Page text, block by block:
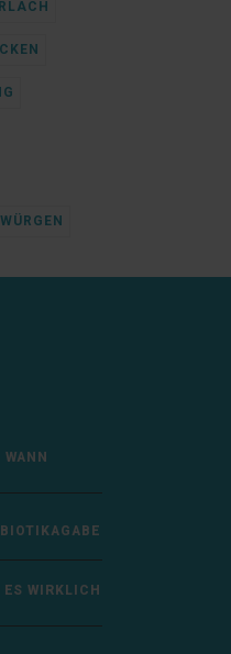
WÜRGEN
WIRKLICH